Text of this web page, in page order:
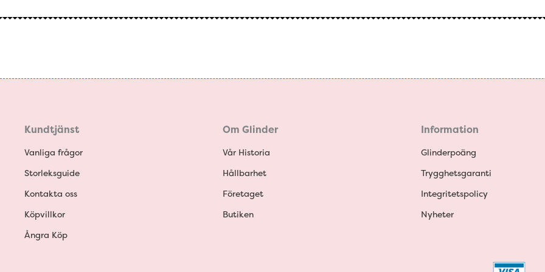
Kundtjänst
Vanliga frågor
Storleksguide
Kontakta oss
Köpvillkor
Ångra Köp
Om Glinder
Vår Historia
Hållbarhet
Företaget
Butiken
Information
Glinderpoäng
Trygghetsgaranti
Integritetspolicy
Nyheter